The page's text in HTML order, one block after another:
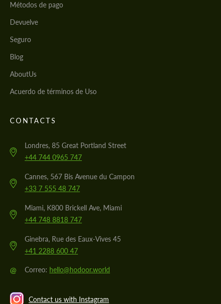
Métodos de pago
Devuelve
Seguro
Blog
AboutUs
Acuerdo de términos de Uso
CONTACTS
Londres, 85 Great Portland Street
+44 744 0965 747
Cannes, 567 Bis Avenue du Campon
+33 7 555 48 747
Miami, K800 Brickell Ave, Miami
+44 748 8818 747
Ginebra, Rue des Eaux-Vives 45
+41 2288 600 47
@ Correo: hello@hodoor.world
Contact us with Instagram